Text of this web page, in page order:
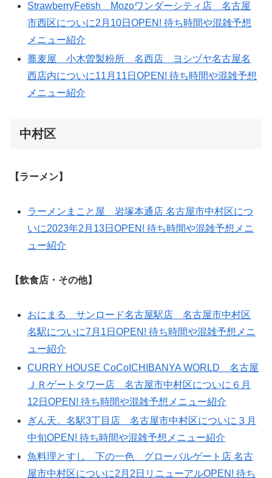
StrawberryFetish Mozoワンダーシティ店 名古屋
市西区についに2月10日OPEN! 待ち時間や混雑予想
メニュー紹介
蕎麦屋 小木曽製粉所 名西店 ヨシヅヤ名古屋名
西店内についに11月11日OPEN! 待ち時間や混雑予想
メニュー紹介
中村区
【ラーメン】
ラーメンまこと屋 岩塚本通店 名古屋市中村区につ
いに2023年2月13日OPEN! 待ち時間や混雑予想メニ
ュー紹介
【飲食店・その他】
おにまる サンロード名古屋駅店 名古屋市中村区
名駅についに7月1日OPEN! 待ち時間や混雑予想メニ
ュー紹介
CURRY HOUSE CoCoICHIBANYA WORLD 名古屋
ＪＲゲートタワー店 名古屋市中村区についに６月
12日OPEN! 待ち時間や混雑予想メニュー紹介
ぎん天。名駅3丁目店 名古屋市中村区についに３月
中旬OPEN! 待ち時間や混雑予想メニュー紹介
魚料理とすし 下の一色 グローバルゲート店 名古
屋市中村区についに2月2日リニューアルOPEN! 待ち